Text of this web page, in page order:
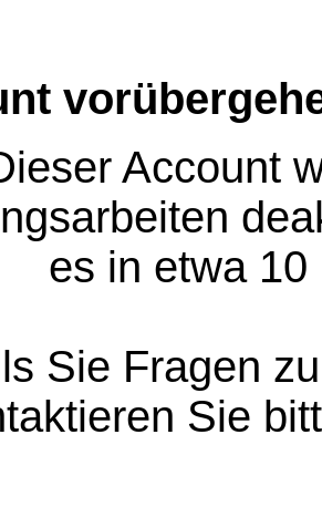
Account
es in etwa
Sie Fragen
Sie